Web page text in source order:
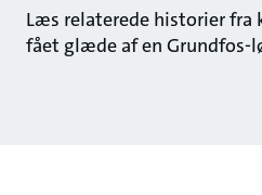
Læs relaterede historier fra
fået glæde af en Grundfos-